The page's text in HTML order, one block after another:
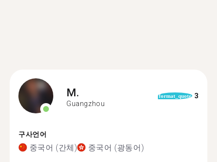
M.
Guangzhou
format_quote 3
구사언어
중국어 (간체) 중국어 (광동어)